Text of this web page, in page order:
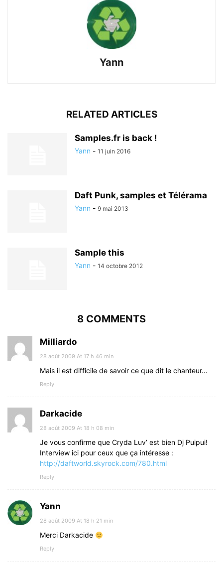
Yann
RELATED ARTICLES
Samples.fr is back !
Yann - 11 juin 2016
Daft Punk, samples et Télérama
Yann - 9 mai 2013
Sample this
Yann - 14 octobre 2012
8 COMMENTS
Milliardo
28 août 2009 At 17 h 46 min
Mais il est difficile de savoir ce que dit le chanteur…
Reply
Darkacide
28 août 2009 At 18 h 08 min
Je vous confirme que Cryda Luv’ est bien Dj Puipui!
Interview ici pour ceux que ça intéresse :
http://daftworld.skyrock.com/780.html
Reply
Yann
28 août 2009 At 18 h 21 min
Merci Darkacide
Reply